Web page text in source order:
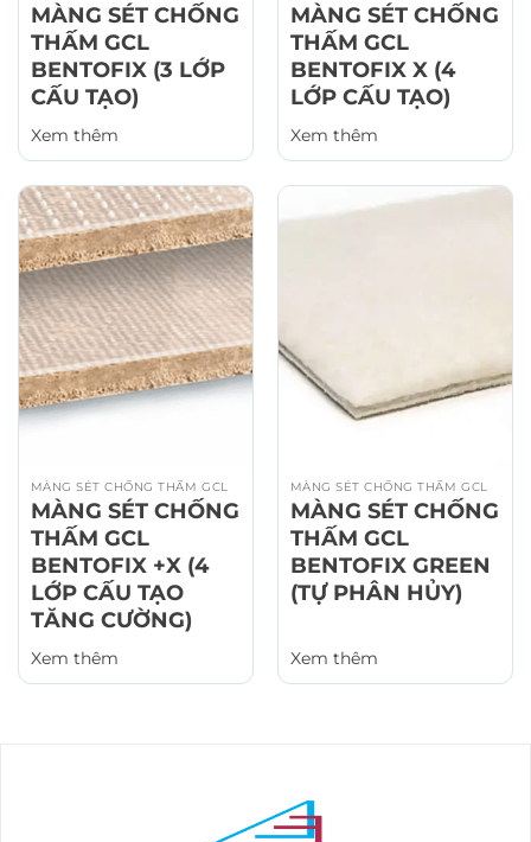
MÀNG SÉT CHỐNG
THẤM GCL
BENTOFIX (3 LỚP
CẤU TẠO)
Xem thêm
MÀNG SÉT CHỐNG
THẤM GCL
BENTOFIX X (4
LỚP CẤU TẠO)
Xem thêm
MÀNG SÉT CHỐNG THẤM GCL
MÀNG SÉT CHỐNG
THẤM GCL
BENTOFIX +X (4
LỚP CẤU TẠO
TĂNG CƯỜNG)
Xem thêm
MÀNG SÉT CHỐNG THẤM GCL
MÀNG SÉT CHỐNG
THẤM GCL
BENTOFIX GREEN
(TỰ PHÂN HỦY)
Xem thêm